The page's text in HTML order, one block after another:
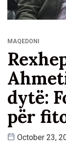
MAQEDONI
dytë:
për
October 23,